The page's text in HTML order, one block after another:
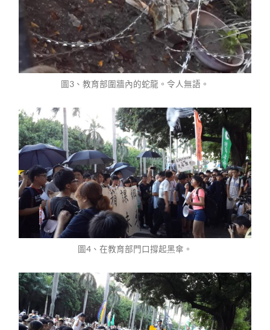
圖3、教育部圍牆內的蛇龍。令人無語。
圖4、在教育部門口撐起黑傘。